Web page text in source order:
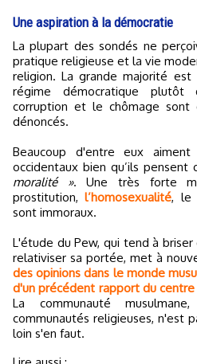
Une aspiration à la démocratie
La plupart des sondés ne perçoivent aucun conflit entre la
pratique religieuse et la vie
religion. La grande majorité
régime démocratique plutôt
corruption et le chômage sont
dénoncés.
Beaucoup d'entre eux
occidentaux bien qu’ils pensent
moralité ». Une très forte
prostitution,l’homosexualité, le
sont immoraux.
L'étude du Pew, qui tend à
relativiser sa portée, met à
des opinions dans le monde
d'un précédent rapport du centre
La communauté
communautés religieuses, n'est
loin s'en faut.